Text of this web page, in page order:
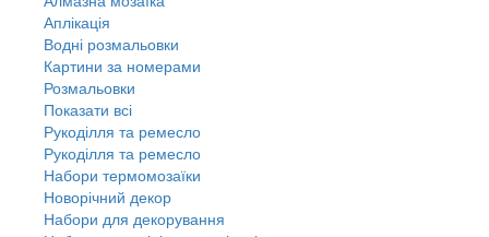
Аплікація
Водні розмальовки
Картини за номерами
Розмальовки
Показати всі
Рукоділля та ремесло
Рукоділля та ремесло
Набори термомозаїки
Новорічний декор
Набори для декорування